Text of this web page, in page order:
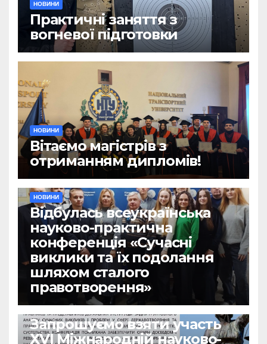
НОВИНИ
Практичні заняття з
вогневої підготовки
НОВИНИ
Вітаємо магістрів з
отриманням дипломів!
НОВИНИ
Відбулась всеукраїнська
науково-практична
конференція «Сучасні
виклики та їх подолання
шляхом сталого
правотворення»
Запрошуємо взяти участь
ХVІ Міжнародній науково-